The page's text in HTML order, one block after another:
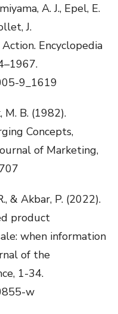
A. J., Epel, E.
J.
Encyclopedia
9_1619
M. B. (1982).
Concepts,
of Marketing,
& Akbar, P. (2022).
product
when information
of the
1-34.
w